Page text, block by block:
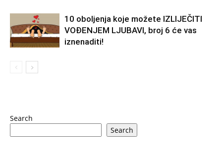
10 oboljenja koje možete IZLIJEČITI
VOĐENJEM LJUBAVI, broj 6 će vas
iznenaditi!
Search
Search